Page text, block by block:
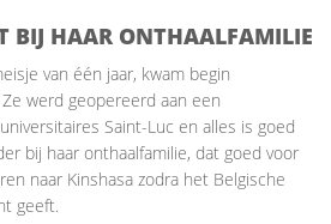
BIJ HAAR ONTHAALFAMILIE
van één jaar, kwam begin
werd geopereerd aan een
Saint-Luc en alles is goed
bij haar onthaalfamilie, dat goed voor
naar Kinshasa zodra het Belgische
geeft.